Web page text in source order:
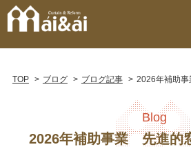
TOP ブログ ブログ記事 2026年補助
Blog
2026年補助事業 先進的